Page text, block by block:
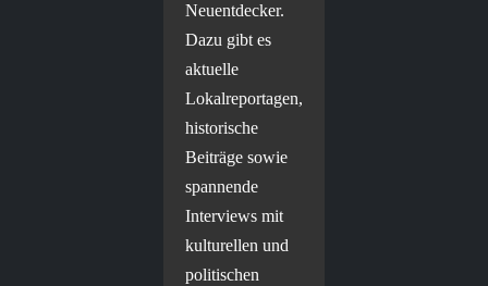
Neuentdecker.
Dazu gibt es
aktuelle
Lokalreportagen,
historische
Beiträge sowie
spannende
Interviews mit
kulturellen und
politischen